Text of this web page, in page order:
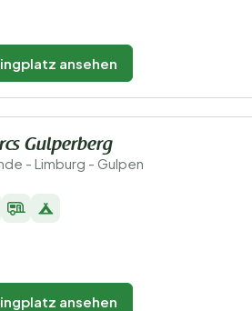
ansehen
Gulperberg
- Limburg - Gulpen
ansehen